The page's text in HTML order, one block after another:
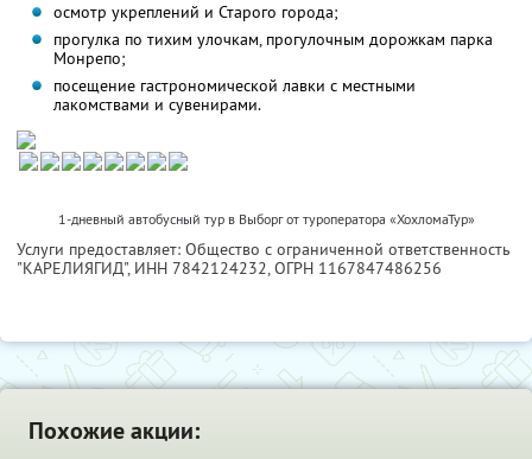
осмотр укреплений и Старого города;
прогулка по тихим улочкам, прогулочным дорожкам парка
Монрепо;
посещение гастрономической лавки с местными
лакомствами и сувенирами.
1-дневный автобусный тур в Выборг от туроператора «ХохломаТур»
Услуги предоставляет: Общество с ограниченной ответственность
"КАРЕЛИЯГИД", ИНН 7842124232, ОГРН 1167847486256
Похожие акции: